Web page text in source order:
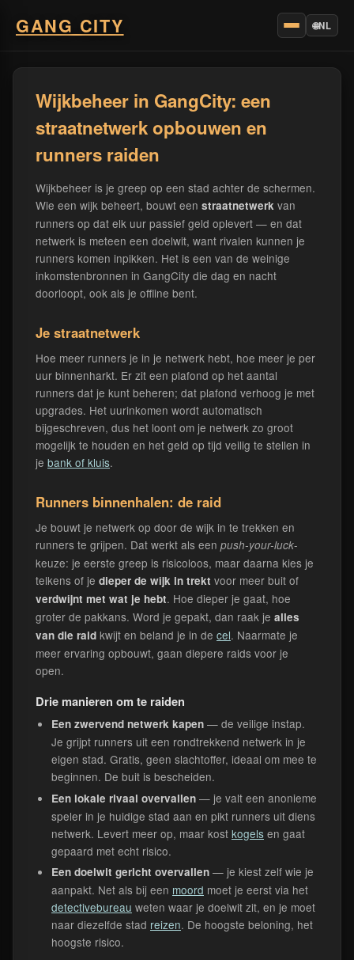
GANG CITY 🌐NL
Wijkbeheer in GangCity: een
straatnetwerk opbouwen en
runners raiden
Wijkbeheer is je greep op een stad achter de schermen.
Wie een wijk beheert, bouwt een straatnetwerk van
runners op dat elk uur passief geld oplevert — en dat
netwerk is meteen een doelwit, want rivalen kunnen je
runners komen inpikken. Het is een van de weinige
inkomstenbronnen in GangCity die dag en nacht
doorloopt, ook als je offline bent.
Je straatnetwerk
Hoe meer runners je in je netwerk hebt, hoe meer je per
uur binnenharkt. Er zit een plafond op het aantal
runners dat je kunt beheren; dat plafond verhoog je met
upgrades. Het uurinkomen wordt automatisch
bijgeschreven, dus het loont om je netwerk zo groot
mogelijk te houden en het geld op tijd veilig te stellen in
je bank of kluis.
Runners binnenhalen: de raid
Je bouwt je netwerk op door de wijk in te trekken en
runners te grijpen. Dat werkt als een push-your-luck-
keuze: je eerste greep is risicoloos, maar daarna kies je
telkens of je dieper de wijk in trekt voor meer buit of
verdwijnt met wat je hebt. Hoe dieper je gaat, hoe
groter de pakkans. Word je gepakt, dan raak je alles
van die raid kwijt en beland je in de cel. Naarmate je
meer ervaring opbouwt, gaan diepere raids voor je
open.
Drie manieren om te raiden
Een zwervend netwerk kapen — de veilige instap.
Je grijpt runners uit een rondtrekkend netwerk in je
eigen stad. Gratis, geen slachtoffer, ideaal om mee te
beginnen. De buit is bescheiden.
Een lokale rivaal overvallen — je valt een anonieme
speler in je huidige stad aan en pikt runners uit diens
netwerk. Levert meer op, maar kost kogels en gaat
gepaard met echt risico.
Een doelwit gericht overvallen — je kiest zelf wie je
aanpakt. Net als bij een moord moet je eerst via het
detectivebureau weten waar je doelwit zit, en je moet
naar diezelfde stad reizen. De hoogste beloning, het
hoogste risico.